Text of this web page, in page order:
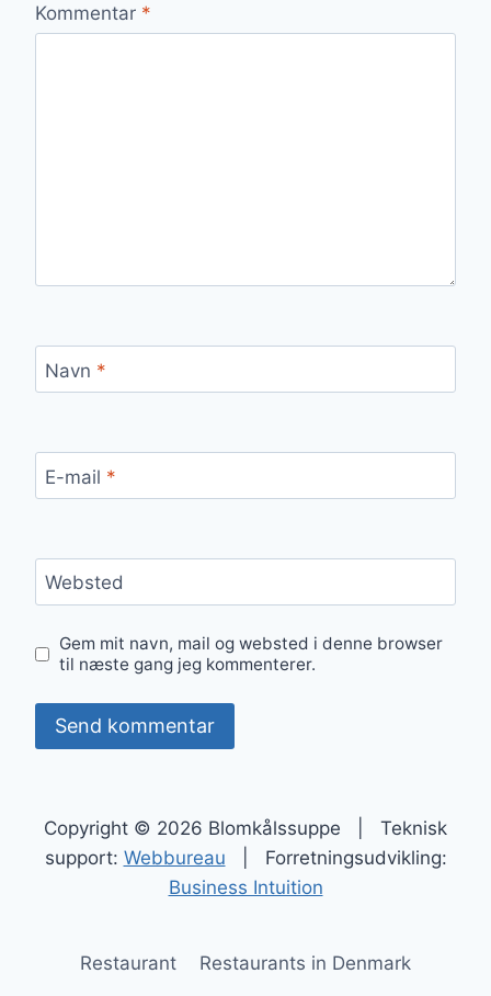
Kommentar *
Navn *
E-mail *
Websted
Gem mit navn, mail og websted i denne browser
til næste gang jeg kommenterer.
Copyright © 2026 Blomkålssuppe | Teknisk
support: Webbureau | Forretningsudvikling:
Business Intuition
Restaurant
Restaurants in Denmark